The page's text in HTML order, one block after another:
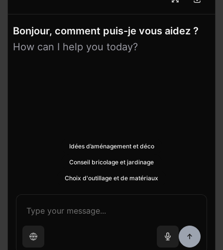
Bonjour, comment puis-je vous aidez ?
How can I help you today?
Idées d’aménagement et déco
Conseil bricolage et jardinage
Choix d'outillage et de matériaux